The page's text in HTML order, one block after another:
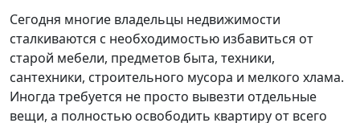
Сегодня многие владельцы недвижимости
сталкиваются с необходимостью избавиться от
старой мебели, предметов быта, техники,
сантехники, строительного мусора и мелкого хлама.
Иногда требуется не просто вывезти отдельные
вещи, а полностью освободить квартиру от всего